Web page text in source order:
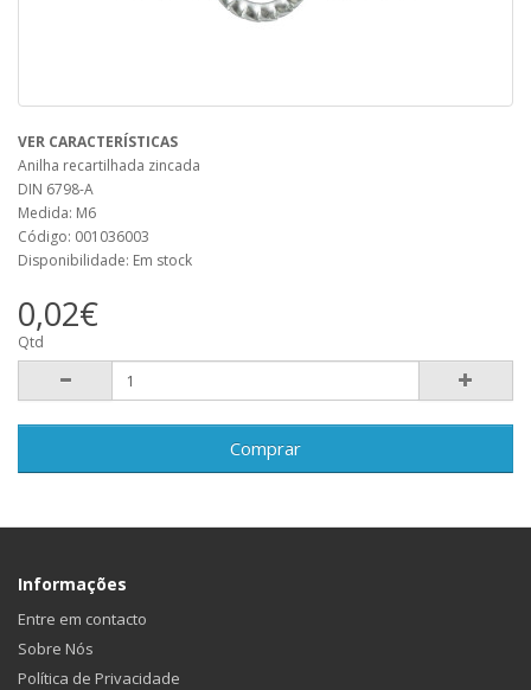
VER CARACTERÍSTICAS
Anilha recartilhada zincada
DIN 6798-A
Medida: M6
Código: 001036003
Disponibilidade: Em stock
0,02€
Qtd
Comprar
Informações
Entre em contacto
Sobre Nós
Política de Privacidade